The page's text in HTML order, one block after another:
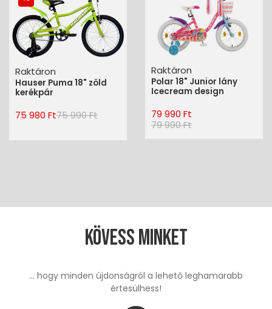
Raktáron
Hauser Puma 18" zöld
kerékpár
75 980 Ft75 990 Ft
Raktáron
Polar 18" Junior lány
Icecream design
79 990 Ft
79 990 Ft
Kövess minket
... hogy minden újdonságról a lehető leghamarabb
értesülhess!